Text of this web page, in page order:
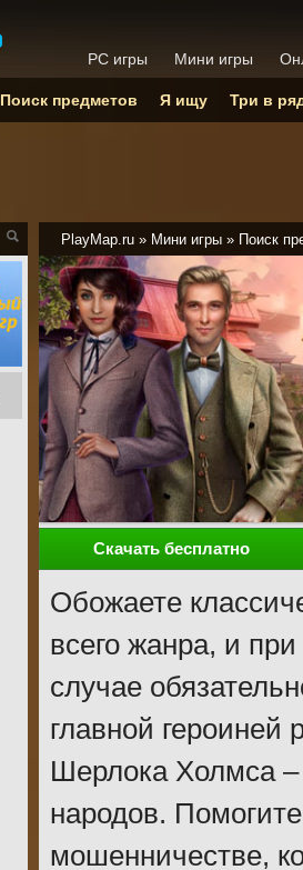
PlayMap.ru » Мини игры » Поиск
Скачать бесплатно
Обожаете
всего жанра, и
случае
главной героиней
Шерлока Холмса
народов.
мошенничестве,
PC игры Мини игры
Поиск предметов Я ищу Три в